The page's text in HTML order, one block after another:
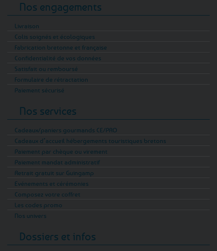
Nos engagements
Livraison
Colis soignés et écologiques
Fabrication bretonne et française
Confidentialité de vos données
Satisfait ou remboursé
Formulaire de rétractation
Paiement sécurisé
Nos services
Cadeaux/paniers gourmands CE/PRO
Cadeaux d’accueil hébergements touristiques bretons
Paiement par chèque ou virement
Paiement mandat administratif
Retrait gratuit sur Guingamp
Evénements et cérémonies
Composez votre coffret
Les codes promo
Nos univers
Dossiers et infos